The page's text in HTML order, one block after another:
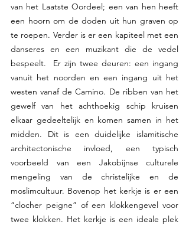
van het Laatste Oordeel; een van hen heeft
een hoorn om de doden uit hun graven op
te roepen. Verder is er een kapiteel met een
danseres en een muzikant die de vedel
bespeelt.  Er zijn twee deuren: een ingang
vanuit het noorden en een ingang uit het
westen vanaf de Camino. De ribben van het
gewelf van het achthoekig schip kruisen
elkaar gedeeltelijk en komen samen in het
midden. Dit is een duidelijke islamitische
architectonische invloed, een typisch
voorbeeld van een Jakobijnse culturele
mengeling van de christelijke en de
moslimcultuur. Bovenop het kerkje is er een
“clocher peigne” of een klokkengevel voor
twee klokken. Het kerkje is een ideale plek